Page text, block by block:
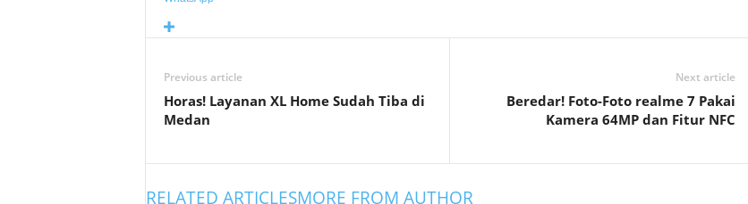
Previous article
Horas! Layanan XL Home Sudah Tiba di
Medan
Next article
Beredar! Foto-Foto realme 7 Pakai
Kamera 64MP dan Fitur NFC
RELATED ARTICLESMORE FROM AUTHOR